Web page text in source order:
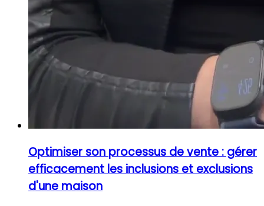
Optimiser son processus de vente : gérer
efficacement les inclusions et exclusions
d'une maison